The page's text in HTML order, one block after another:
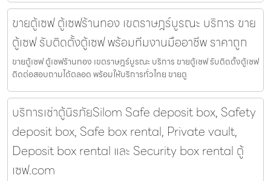
ขายตู้เซฟ ตู้เซฟร้านทอง เขตราษฎร์บูรณะ บริการ ขาย
ตู้เซฟ รับติดตั้งตู้เซฟ พร้อมทีมงานมืออาชีพ ราคาถูก
ขายตู้เซฟ ตู้เซฟร้านทอง เขตราษฎร์บูรณะ บริการ ขายตู้เซฟ รับติดตั้งตู้เซฟ
ติดต่อสอบถามได้ตลอด พร้อมให้บริการทั่วไทย ขายตู
บริการเช่าตู้นิรภัยSilom Safe deposit box, Safety
deposit box, Safe box rental, Private vault,
Deposit box rental และ Security box rental ตู้
เซฟ.com